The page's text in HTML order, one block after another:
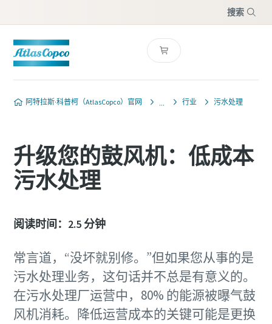
搜索
阿特拉斯·科普柯（AtlasCopco）官网 行业 污水处理
升级您的鼓风机：低成本
污水处理
阅读时间：2.5 分钟
常言道，“没坏就别修。”但如果您从事的是
污水处理业务，这句话并不总是有意义的。
在污水处理厂运营中，80% 的能源被曝气鼓
风机消耗。降低运营成本的关键可能是更换